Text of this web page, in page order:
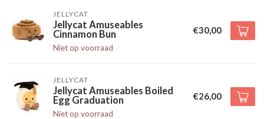
JELLYCAT
Jellycat Amuseables
Cinnamon Bun
Niet op voorraad
€30,00
JELLYCAT
Jellycat Amuseables Boiled
Egg Graduation
Niet op voorraad
€26,00